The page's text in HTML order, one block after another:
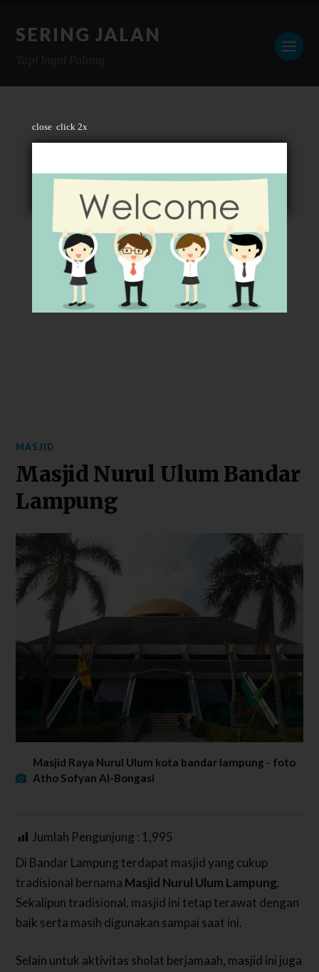
close click 2x
SERING JALAN
MASJID
Masjid Nurul Ulum Bandar
Lampung
Masjid Raya Nurul Ulum kota bandar lampung - foto
Atho Sofyan Al-Bongasi
Jumlah Pengunjung : 1,995
Di Bandar Lampung terdapat masjid yang cukup
tradisional bernama Masjid Nurul Ulum Lampung.
Sekalipun tradisional, masjid ini tetap terawat dengan
baik serta masih digunakan sampai saat ini.
Selain untuk aktivitas sholat berjamaah, masjid ini juga